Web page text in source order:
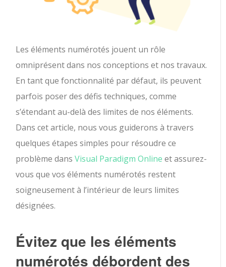
Les éléments numérotés jouent un rôle
omniprésent dans nos conceptions et nos travaux.
En tant que fonctionnalité par défaut, ils peuvent
parfois poser des défis techniques, comme
s’étendant au-delà des limites de nos éléments.
Dans cet article, nous vous guiderons à travers
quelques étapes simples pour résoudre ce
problème dansVisual Paradigm Online et assurez-
vous que vos éléments numérotés restent
soigneusement à l’intérieur de leurs limites
désignées.
Évitez que les éléments
numérotés débordent des